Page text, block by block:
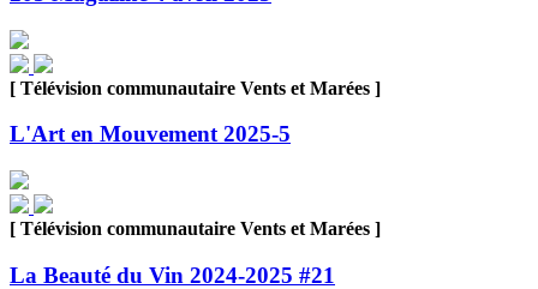
[ Télévision communautaire Vents et Marées ]
L'Art en Mouvement 2025-5
[ Télévision communautaire Vents et Marées ]
La Beauté du Vin 2024-2025 #21